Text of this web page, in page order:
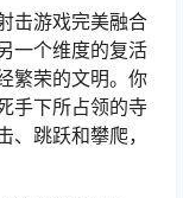
击游戏完美融合
一个维度的复活
繁荣的文明。你
手下所占领的寺
跳跃和攀爬，